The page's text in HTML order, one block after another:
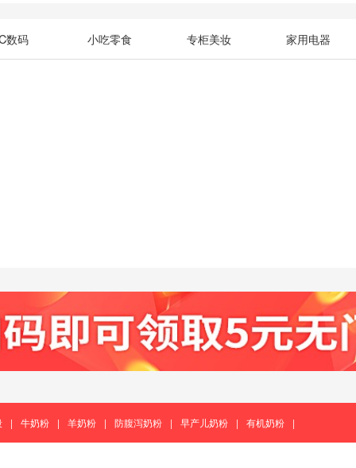
宁夏）不发货
数码 小吃零食 专柜美妆 家用电器
| 牛奶粉 | 羊奶粉 | 防腹泻奶粉 | 早产儿奶粉 | 有机奶粉 |